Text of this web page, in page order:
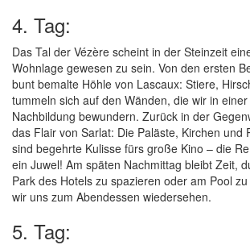
4. Tag:
Das Tal der Vézère scheint in der Steinzeit
Wohnlage gewesen zu sein. Von den ersten
bunt bemalte Höhle von Lascaux: Stiere,
tummeln sich auf den Wänden, die wir in
Nachbildung bewundern. Zurück in der
das Flair von Sarlat: Die Paläste, Kirchen und
sind begehrte Kulisse fürs große Kino – die
ein Juwel! Am späten Nachmittag bleibt Zeit,
Park des Hotels zu spazieren oder am Pool
wir uns zum Abendessen wiedersehen.
5. Tag: